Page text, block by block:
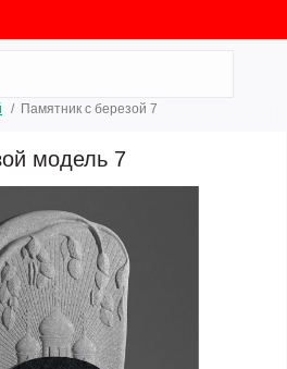
Памятник с березой 7
модель 7